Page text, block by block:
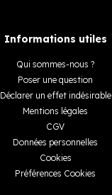
Informations utiles
Qui sommes-nous ?
Poser une question
Déclarer un effet indésirable
Mentions légales
CGV
Données personnelles
Cookies
Préférences Cookies